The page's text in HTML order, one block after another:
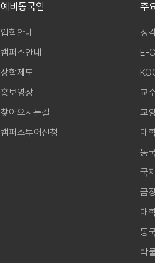
예비동국인
입학안내
캠퍼스안내
장학제도
홍보영상
찾아오시는길
캠퍼스투어신청
주
정
E-
교
교
대
동
국
금
대
동
박